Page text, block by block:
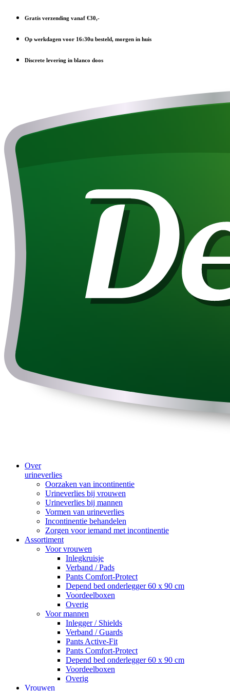
Gratis verzending vanaf €30,-
Op werkdagen voor 16:30u besteld, morgen in huis
Discrete levering in blanco doos
Over
urineverlies
Oorzaken van incontinentie
Urineverlies bij vrouwen
Urineverlies bij mannen
Vormen van urineverlies
Incontinentie behandelen
Zorgen voor iemand met incontinentie
Assortiment
Voor vrouwen
Inlegkruisje
Verband / Pads
Pants Comfort-Protect
Depend bed onderlegger 60 x 90 cm
Voordeelboxen
Overig
Voor mannen
Inlegger / Shields
Verband / Guards
Pants Active-Fit
Pants Comfort-Protect
Depend bed onderlegger 60 x 90 cm
Voordeelboxen
Overig
Vrouwen